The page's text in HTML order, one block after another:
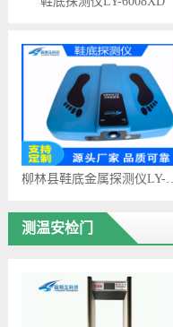
柳林县鞋底金属探测仪LY-6009XD
测温安检门